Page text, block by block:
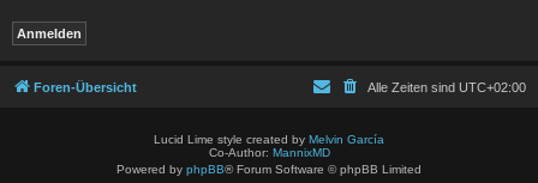
Foren-Übersicht Alle Zeiten sind UTC+02:00
Lucid Lime style created by Melvin García
Co-Author: MannixMD
Powered by phpBB® Forum Software © phpBB Limited